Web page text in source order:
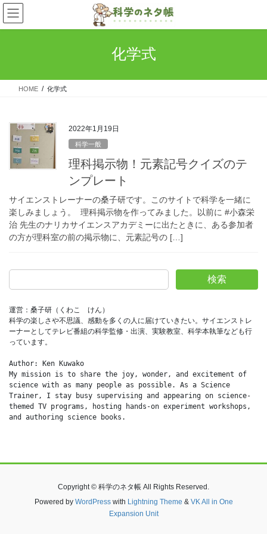
コ
ン
テ
ス
ナ
ビ
ゲ
ン
化学式
HOME 化学式
2022年1月19日
科学一般
理科掲示物！元素記号クイズのテ
ンプレート
サイエンストレーナーの桑子研です。このサイトで科学を一緒に
楽しみましょう。 理科掲示物を作ってみました。以前に #小森栄
治 先生のナリカサイエンスアカデミーに出たときに、ある参加者
の方が理科室の前の掲示物に、元素記号の […]
検索
運営：桑子研（くわこ　けん）
科学の楽しさや不思議、感動を多くの人に届けていきたい。サイエンストレ
ーナーとしてテレビ番組の科学監修・出演、実験教室、科学本執筆なども行
っています。
Author: Ken Kuwako
My mission is to share the joy, wonder, and excitement of
science with as many people as possible. As a Science
Trainer, I stay busy supervising and appearing on science-
themed TV programs, hosting hands-on experiment workshops,
and authoring science books.
Copyright © 科学のネタ帳 All Rights Reserved.
Powered by WordPresswith Lightning Theme & VK All in One
Expansion Unit